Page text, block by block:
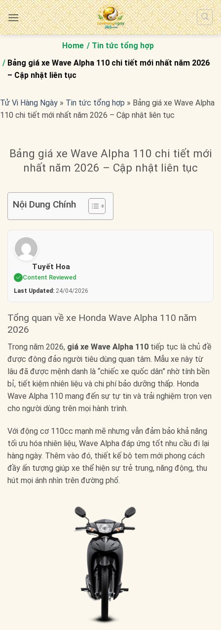
Bỏ
qua
nội
Home
Tin tức tổng hợp
Bảng giá xe Wave Alpha 110 chi tiết mới nhất năm 2026
– Cập nhật liên tục
Tử Vi Hàng Ngày » Tin tức tổng hợp » Bảng giá xe Wave Alpha
110 chi tiết mới nhất năm 2026 – Cập nhật liên tục
Bảng giá xe Wave Alpha 110 chi tiết mới
nhất năm 2026 – Cập nhật liên tục
Nội Dung Chính
Tuyết Hoa
Content Reviewed
Last Updated: 24/04/2026
Tổng quan về xe Honda Wave Alpha 110 năm
2026
Trong năm 2026, giá xe Wave Alpha 110 tiếp tục là chủ đề
được đông đảo người tiêu dùng quan tâm. Mẫu xe này từ
lâu đã được mệnh danh là “chiếc xe quốc dân” nhờ tính bền
bỉ, tiết kiệm nhiên liệu và chi phí bảo dưỡng thấp. Honda
Wave Alpha 110 mang đến sự tự tin và trải nghiệm trọn vẹn
cho người dùng trên mọi hành trình.
Với động cơ 110cc mạnh mẽ nhưng vẫn đảm bảo khả năng
tối ưu hóa nhiên liệu, Wave Alpha đáp ứng tốt nhu cầu đi lại
hàng ngày. Thêm vào đó, thiết kế bộ tem mới phong cách
đầy ấn tượng giúp xe thể hiện sự trẻ trung, năng động, thu
hút mọi ánh nhìn trên đường phố.